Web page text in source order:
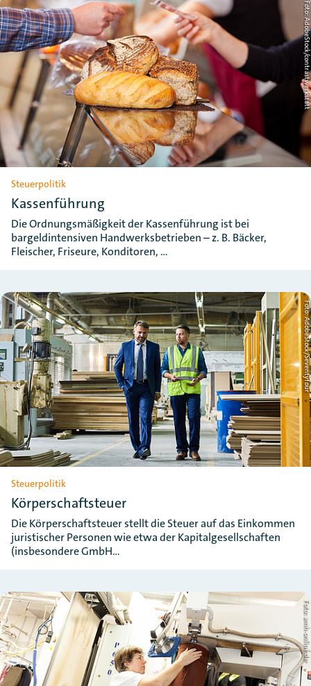
Foto: AdobeStock/contrastwerkstatt
Steuerpolitik
Kassenführung
Die Ordnungsmäßigkeit der Kassenführung ist bei
bargeldintensiven Handwerksbetrieben – z. B. Bäcker,
Fleischer, Friseure, Konditoren, …
Foto: AdobeStock/Seventyfour
Steuerpolitik
Körperschaftsteuer
Die Körperschaftsteuer stellt die Steuer auf das Einkommen
juristischer Personen wie etwa der Kapitalgesellschaften
(insbesondere GmbH…
Foto: amh-online.de